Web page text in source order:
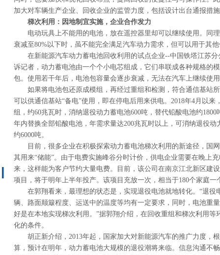
加大对车辆生产企业、回收企业的监管力度，包括设计出台通报措
梯次利用：因地制宜实施，企业合作发力
电动玩具上不能用的电池，放在遥控器里却可以继续使用。同
衰减至80%以下时，虽不能完全满足汽车动力需求，但可以用于其
在新能源汽车动力蓄电池回收利用的试点企业--中国铁塔江苏
诉记者，动力蓄电池由一个个小电芯组成，它们串联成各种规格的
包。使用若干年后，电池包容量会逐步衰减，无法在汽车上继续使
如果将电池包还原成模组，再经过重组和检测，符合通信基站
可以供通信基站“备电”使用，即在停电后用来供电。2018年4月以来
组，约60兆瓦时，消纳退役动力蓄电池600吨，替代铅酸电池约
年内替换全部铅酸电池，年需求量达200兆瓦时以上，可消纳退役动
约6000吨。
目前，很多企业在积极探索动力蓄电池梯次利用的新途径，国
其用来“储能”。由于电费实施峰谷分时计价，供电企业需要在晚上
来，这样能为客户节约大量电费。目前，该公司在南京江北新区建
项目，将于明年上半年投产。该项目充放一次，相当于180个家庭一
在郭翔看来，最理想的状态是，实现退役电池就地转化。“退役
辆、路面颠簸程度、运送中的温度等均有一定要求，同时，电池重
好是在本地实现梯次利用。”据郭翔介绍，在回收重组和梯次利用等
化的条件。
胡正新介绍，2013年起，国家加大对新能源汽车的推广力度，
算，预计在明年，动力蓄电池大规模的退役潮将来临。信息沟通不